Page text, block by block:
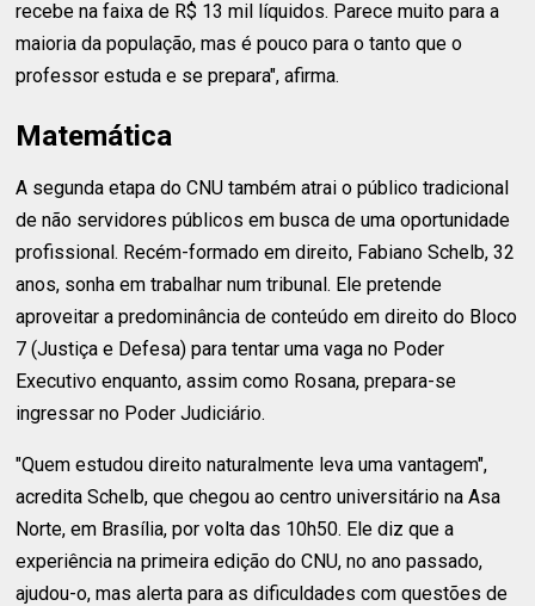
recebe na faixa de R$ 13 mil líquidos. Parece muito para a
maioria da população, mas é pouco para o tanto que o
professor estuda e se prepara", afirma.
Matemática
A segunda etapa do CNU também atrai o público tradicional
de não servidores públicos em busca de uma oportunidade
profissional. Recém-formado em direito, Fabiano Schelb, 32
anos, sonha em trabalhar num tribunal. Ele pretende
aproveitar a predominância de conteúdo em direito do Bloco
7 (Justiça e Defesa) para tentar uma vaga no Poder
Executivo enquanto, assim como Rosana, prepara-se
ingressar no Poder Judiciário.
"Quem estudou direito naturalmente leva uma vantagem",
acredita Schelb, que chegou ao centro universitário na Asa
Norte, em Brasília, por volta das 10h50. Ele diz que a
experiência na primeira edição do CNU, no ano passado,
ajudou-o, mas alerta para as dificuldades com questões de